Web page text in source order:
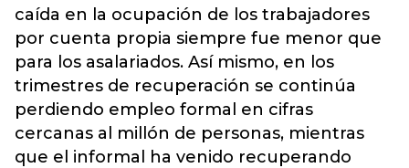
caída en la ocupación de los trabajadores
por cuenta propia siempre fue menor que
para los asalariados. Así mismo, en los
trimestres de recuperación se continúa
perdiendo empleo formal en cifras
cercanas al millón de personas, mientras
que el informal ha venido recuperando